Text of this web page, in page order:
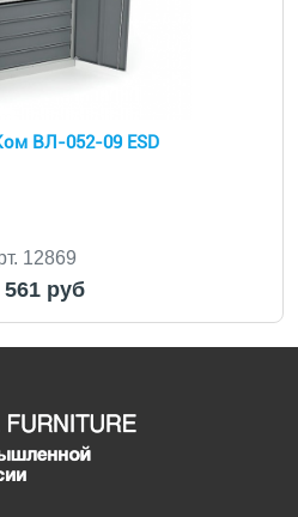
ВЛ-052-09 ESD
12869
561 руб